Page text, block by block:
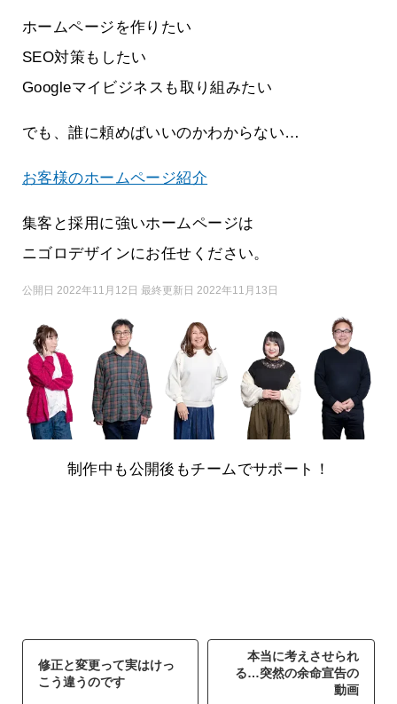
ホームページを作りたい
SEO対策もしたい
Googleマイビジネスも取り組みたい
でも、誰に頼めばいいのかわからない…
お客様のホームページ紹介
集客と採用に強いホームページは
ニゴロデザインにお任せください。
公開日 2022年11月12日 最終更新日 2022年11月13日
制作中も公開後もチームでサポート！
修正と変更って実はけっ
こう違うのです
本当に考えさせられ
る…突然の余命宣告の
動画